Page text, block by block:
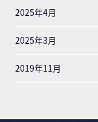
2025年4月
2025年3月
2019年11月